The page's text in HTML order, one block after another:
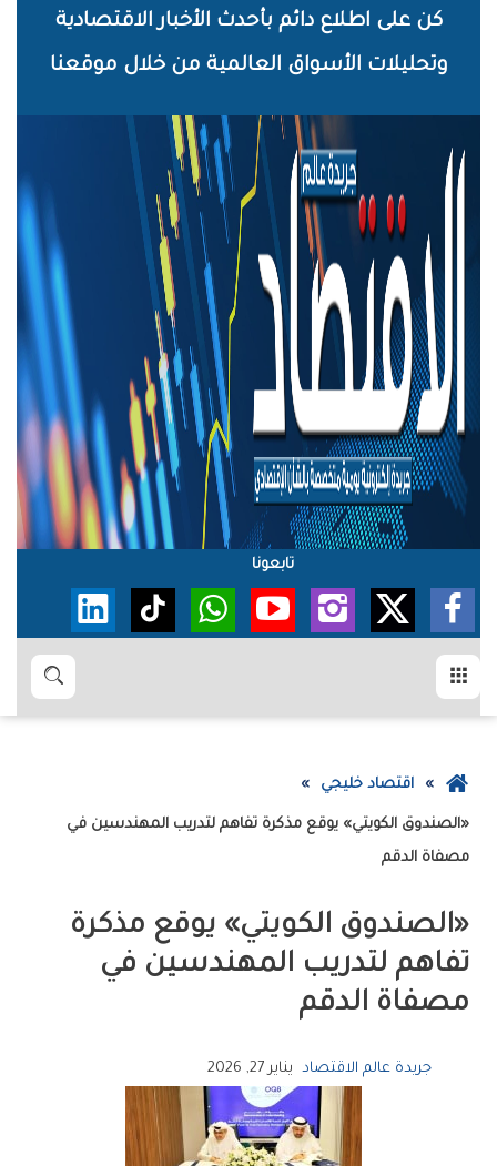
الرئيسي
كن على اطلاع دائم بأحدث الأخبار الاقتصادية
وتحليلات الأسواق العالمية من خلال موقعنا
تابعونا
بحث
عودة
اقتصاد خليجي
«الصندوق الكويتي» يوقع مذكرة تفاهم لتدريب المهندسين في
مصفاة الدقم
«الصندوق الكويتي» يوقع مذكرة
تفاهم لتدريب المهندسين في
مصفاة الدقم
جريدة عالم الاقتصاد يناير 27, 2026